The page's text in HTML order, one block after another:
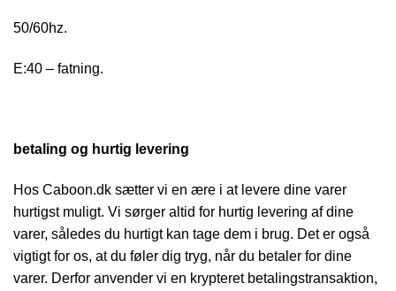
50/60hz.
E:40 – fatning.
betaling og hurtig levering
Hos Caboon.dk sætter vi en ære i at levere dine varer
hurtigst muligt. Vi sørger altid for hurtig levering af dine
varer, således du hurtigt kan tage dem i brug. Det er også
vigtigt for os, at du føler dig tryg, når du betaler for dine
varer. Derfor anvender vi en krypteret betalingstransaktion,